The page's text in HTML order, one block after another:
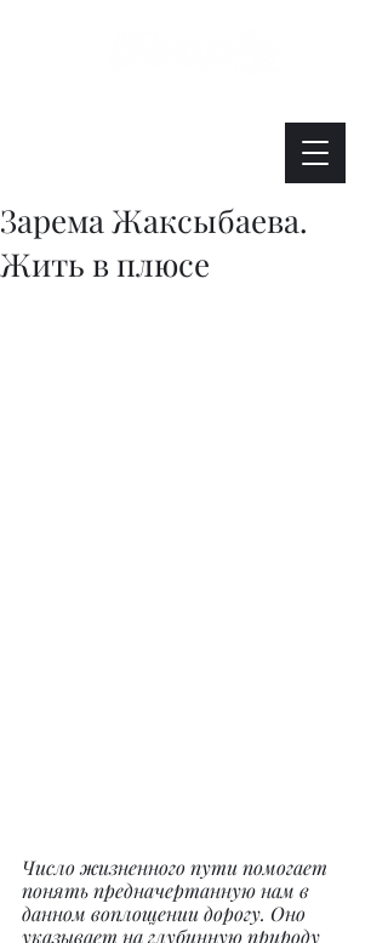
Зарема Жаксыбаева.
Жить в плюсе
Число жизненного пути помогает
понять предначертанную нам в
данном воплощении дорогу. Оно
указывает на глубинную природу